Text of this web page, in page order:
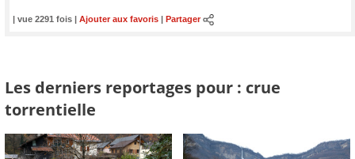
| vue 2291 fois | Ajouter aux favoris Partager
Les derniers reportages pour : crue
torrentielle